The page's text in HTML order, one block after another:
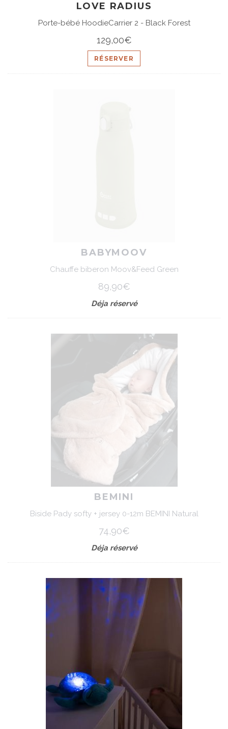
LOVE RADIUS
Porte-bébé HoodieCarrier 2 - Black Forest
129,00€
RÉSERVER
BABYMOOV
Chauffe biberon Moov&Feed Green
89,90€
Déja réservé
BEMINI
Biside Pady softy + jersey 0-12m BEMINI Natural
74,90€
Déja réservé